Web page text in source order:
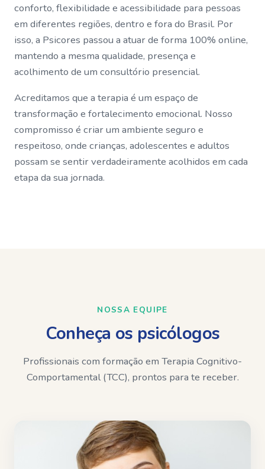
conforto, flexibilidade e acessibilidade para pessoas
em diferentes regiões, dentro e fora do Brasil. Por
isso, a Psicores passou a atuar de forma 100% online,
mantendo a mesma qualidade, presença e
acolhimento de um consultório presencial.
Acreditamos que a terapia é um espaço de
transformação e fortalecimento emocional. Nosso
compromisso é criar um ambiente seguro e
respeitoso, onde crianças, adolescentes e adultos
possam se sentir verdadeiramente acolhidos em cada
etapa da sua jornada.
NOSSA EQUIPE
Conheça os psicólogos
Profissionais com formação em Terapia Cognitivo-
Comportamental (TCC), prontos para te receber.